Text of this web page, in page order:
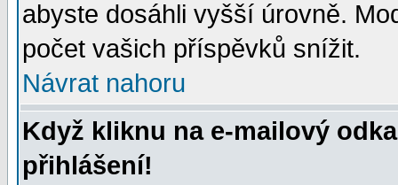
abyste dosáhli vyšší úrovně.
počet vašich příspěvků snížit.
Návrat nahoru
Když kliknu na e-mailový
přihlášení!